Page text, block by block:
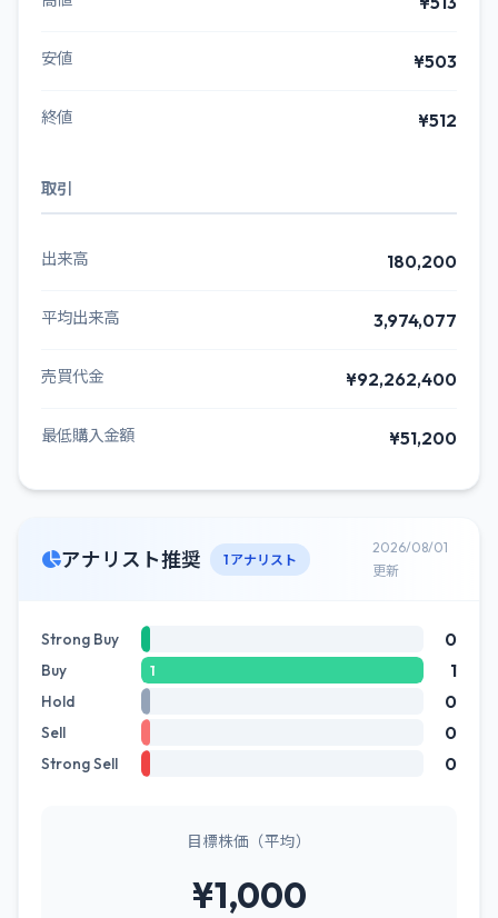
安値 ¥503
終値 ¥512
取引
出来高 180,200
平均出来高 3,974,077
売買代金 ¥92,262,400
最低購入金額 ¥51,200
アナリスト推奨 1 アナリスト
2026/08/01
更新
Strong Buy 0
Buy 1 1
Hold 0
Sell 0
Strong Sell 0
目標株価（平均）
¥1,000